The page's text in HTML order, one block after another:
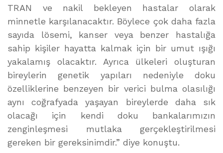
TRAN ve nakil bekleyen hastalar olarak
minnetle karşılanacaktır. Böylece çok daha fazla
sayıda lösemi, kanser veya benzer hastalığa
sahip kişiler hayatta kalmak için bir umut ışığı
yakalamış olacaktır. Ayrıca ülkeleri oluşturan
bireylerin genetik yapıları nedeniyle doku
özelliklerine benzeyen bir verici bulma olasılığı
aynı coğrafyada yaşayan bireylerde daha sık
olacağı için kendi doku bankalarımızın
zenginleşmesi mutlaka gerçekleştirilmesi
gereken bir gereksinimdir.” diye konuştu.